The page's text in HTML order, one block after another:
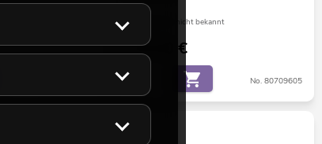
Liefertermin nicht bekannt
119,00 €
No. 80709605